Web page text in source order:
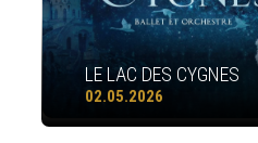
LE LAC DES CYGNES
02.05.2026